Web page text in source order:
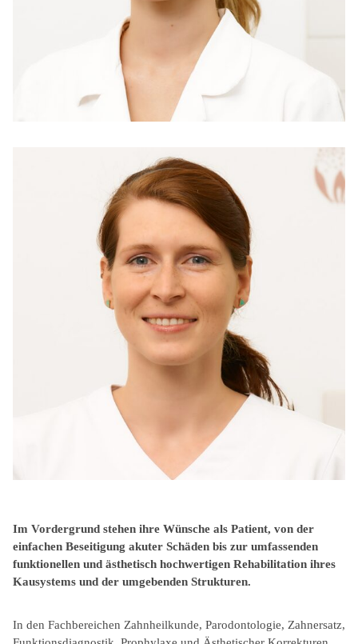
Im Vordergrund stehen ihre Wünsche als Patient, von der
einfachen Beseitigung akuter Schäden bis zur umfassenden
funktionellen und ästhetisch hochwertigen Rehabilitation ihres
Kausystems und der umgebenden Strukturen.
In den Fachbereichen Zahnheilkunde, Parodontologie, Zahnersatz,